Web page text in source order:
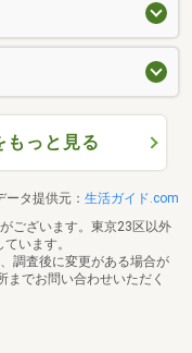
もっと見る
ータ提供元： 生活ガイド.com
ございます。東京23区以外
います。
調査後に変更がある場合が
までお問い合わせいただく